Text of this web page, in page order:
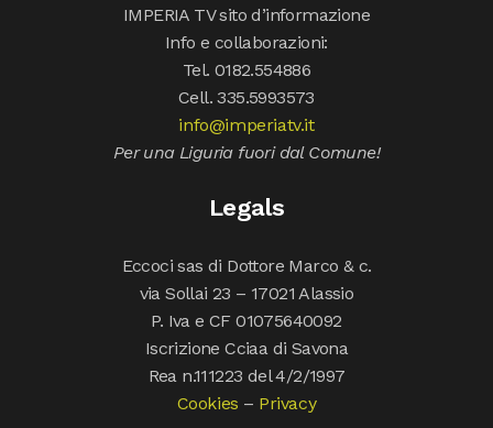
IMPERIA TV sito d’informazione
Info e collaborazioni:
Tel. 0182.554886
Cell. 335.5993573
info@imperiatv.it
Per una Liguria fuori dal Comune!
Legals
Eccoci sas di Dottore Marco & c.
via Sollai 23 – 17021 Alassio
P. Iva e CF 01075640092
Iscrizione Cciaa di Savona
Rea n.111223 del 4/2/1997
Cookies – Privacy